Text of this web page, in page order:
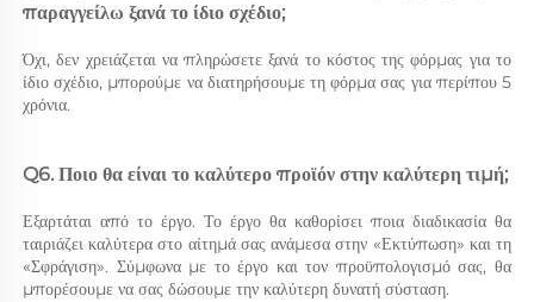
παραγγείλω ξανά το ίδιο σχέδιο;
Όχι, δεν χρειάζεται να πληρώσετε ξανά το κόστος της φόρμας για το
ίδιο σχέδιο, μπορούμε να διατηρήσουμε τη φόρμα σας για περίπου 5
χρόνια.
Εξαρτάται από το έργο. Το έργο θα καθορίσει ποια διαδικασία θα
ταιριάζει καλύτερα στο αίτημά σας ανάμεσα στην «Εκτύπωση» και τη
«Σφράγιση». Σύμφωνα με το έργο και τον προϋπολογισμό σας, θα
μπορέσουμε να σας δώσουμε την καλύτερη δυνατή σύσταση.